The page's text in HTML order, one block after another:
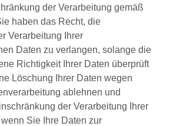
der Verarbeitung gemäß
haben das Recht, die
Verarbeitung Ihrer
Daten zu verlangen, solange die
Richtigkeit Ihrer Daten überprüft
Löschung Ihrer Daten wegen
ablehnen und
der Verarbeitung Ihrer
Sie Ihre Daten zur